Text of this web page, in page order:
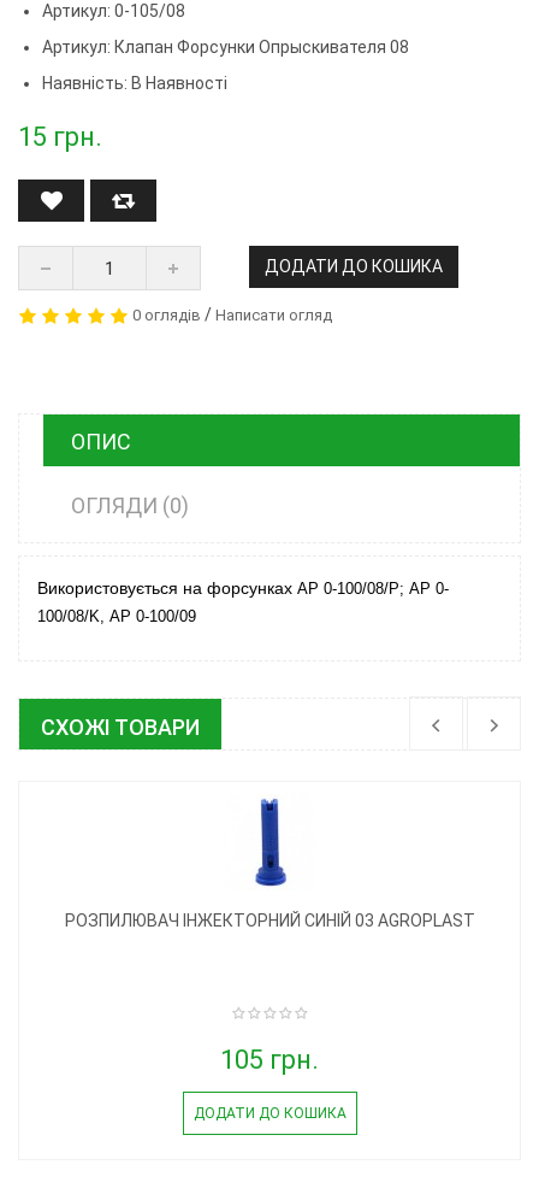
Артикул: 0-105/08
Артикул: Клапан Форсунки Опрыскивателя 08
Наявність: В Наявності
15 грн.
ДОДАТИ ДО КОШИКА
0 оглядів / Написати огляд
ОПИС
ОГЛЯДИ (0)
Використовується на форсунках AP 0-100/08/P; AP 0-
100/08/K, AP 0-100/09
СХОЖІ ТОВАРИ
РОЗПИЛЮВАЧ ІНЖЕКТОРНИЙ СИНІЙ 03 AGROPLAST
105 грн.
ДОДАТИ ДО КОШИКА